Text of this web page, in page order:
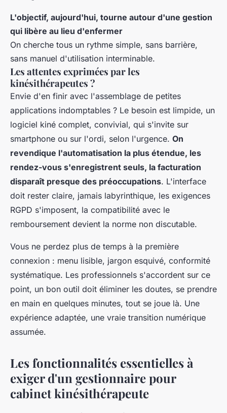
L'objectif, aujourd'hui, tourne autour d'une gestion
qui libère au lieu d'enfermer
On cherche tous un rythme simple, sans barrière,
sans manuel d'utilisation interminable.
Les attentes exprimées par les
kinésithérapeutes ?
Envie d'en finir avec l'assemblage de petites
applications indomptables ? Le besoin est limpide, un
logiciel kiné complet, convivial, qui s'invite sur
smartphone ou sur l'ordi, selon l'urgence. On
revendique l'automatisation la plus étendue, les
rendez-vous s'enregistrent seuls, la facturation
disparaît presque des préoccupations. L'interface
doit rester claire, jamais labyrinthique, les exigences
RGPD s'imposent, la compatibilité avec le
remboursement devient la norme non discutable.
Vous ne perdez plus de temps à la première
connexion : menu lisible, jargon esquivé, conformité
systématique. Les professionnels s'accordent sur ce
point, un bon outil doit éliminer les doutes, se prendre
en main en quelques minutes, tout se joue là. Une
expérience adaptée, une vraie transition numérique
assumée.
Les fonctionnalités essentielles à
exiger d'un gestionnaire pour
cabinet kinésithérapeute